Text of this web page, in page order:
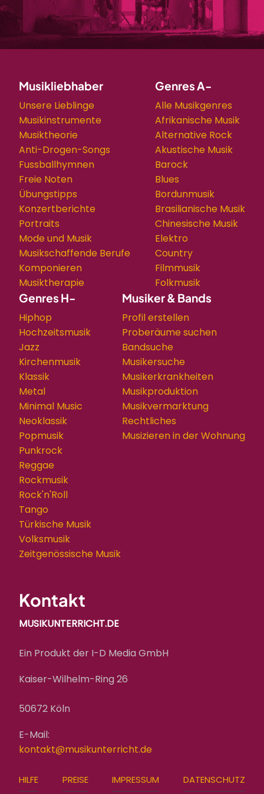
Musikliebhaber
Unsere Lieblinge
Musikinstrumente
Musiktheorie
Anti-Drogen-Songs
Fussballhymnen
Freie Noten
Übungstipps
Konzertberichte
Portraits
Mode und Musik
Musikschaffende Berufe
Komponieren
Musiktherapie
Genres A-
Alle Musikgenres
Afrikanische Musik
Alternative Rock
Akustische Musik
Barock
Blues
Bordunmusik
Brasilianische Musik
Chinesische Musik
Elektro
Country
Filmmusik
Folkmusik
Genres H-
Hiphop
Hochzeitsmusik
Jazz
Kirchenmusik
Klassik
Metal
Minimal Music
Neoklassik
Popmusik
Punkrock
Reggae
Rockmusik
Rock'n'Roll
Tango
Türkische Musik
Volksmusik
Zeitgenössische Musik
Musiker & Bands
Profil erstellen
Proberäume suchen
Bandsuche
Musikersuche
Musikerkrankheiten
Musikproduktion
Musikvermarktung
Rechtliches
Musizieren in der Wohnung
Kontakt
MUSIKUNTERRICHT.DE
Ein Produkt der I-D Media GmbH
Kaiser-Wilhelm-Ring 26
50672 Köln
E-Mail:
kontakt@musikunterricht.de
FOOTER
HILFE PREISE IMPRESSUM DATENSCHUTZ